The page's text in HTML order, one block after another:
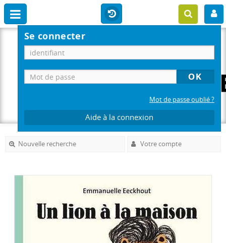
Se connecter
Mot de passe oublié ?
Aide à la connexion
Nouvelle recherche Votre compte